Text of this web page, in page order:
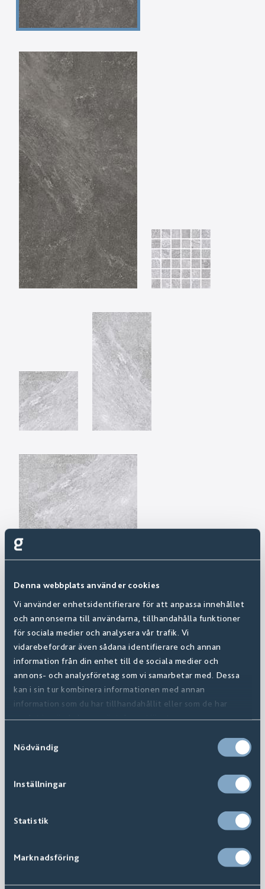
Denna webbplats använder cookies
Vi använder enhetsidentifierare för att anpassa innehållet
och annonserna till användarna, tillhandahålla funktioner
för sociala medier och analysera vår trafik. Vi
vidarebefordrar även sådana identifierare och annan
information från din enhet till de sociala medier och
annons- och analysföretag som vi samarbetar med. Dessa
kan i sin tur kombinera informationen med annan
information som du har tillhandahållit eller som de har
samlat in när du har använt deras tjänster.
Nödvändig
Inställningar
Statistik
Marknadsföring